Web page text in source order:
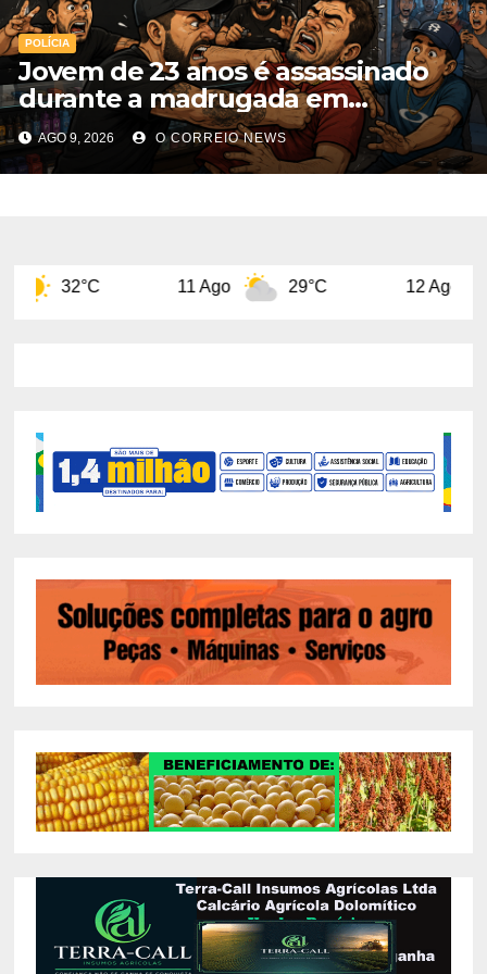
POLÍCIA
Jovem de 23 anos é assassinado
durante a madrugada em
Chapadão do Sul
AGO 9, 2026 O CORREIO NEWS
11 Ago 29°C 12 Ago 32°C